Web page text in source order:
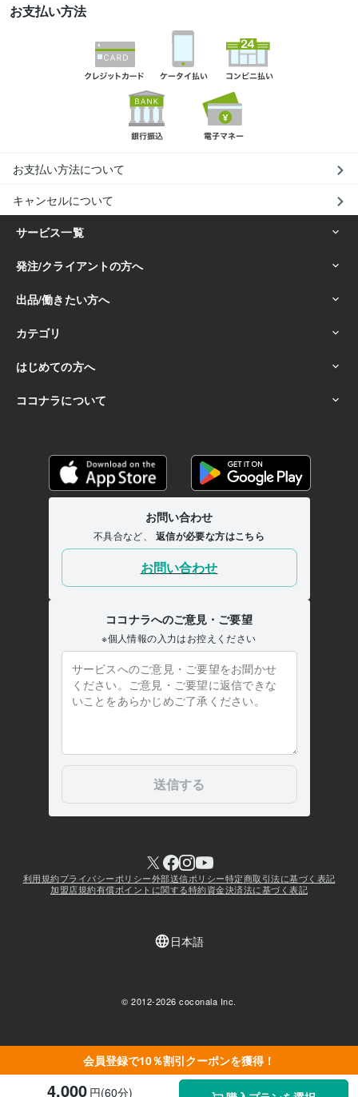
会員登録で10％割引クーポンを獲得！
4,000 円(60分)
お支払い方法
お支払い方法について
キャンセルについて